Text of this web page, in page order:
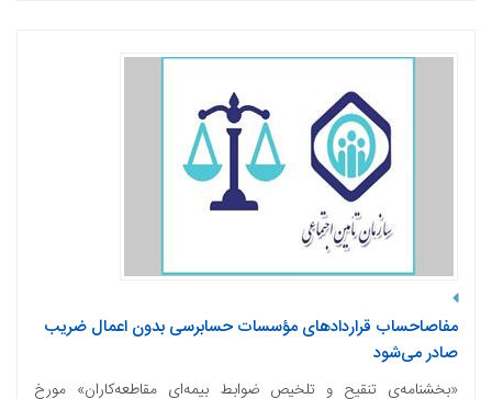
مفاصاحساب قراردادهای مؤسسات حسابرسی بدون اعمال ضریب
صادر می‌شود
«بخشنامه‌ی تنقیح و تلخیص ضوابط بیمه‌ای مقاطعه‌کاران» مورخ